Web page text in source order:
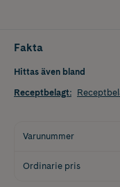
Fakta
Hittas även bland
Receptbelagt:
Varunummer
Ordinarie pris